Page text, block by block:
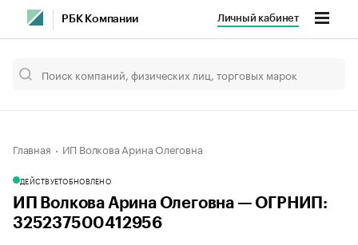
РБК Компании Личный кабинет
Главная ИП Волкова Арина Олеговна
ДЕЙСТВУЕТОБНОВЛЕНО
ИП Волкова Арина Олеговна — ОГРНИП:
325237500412956